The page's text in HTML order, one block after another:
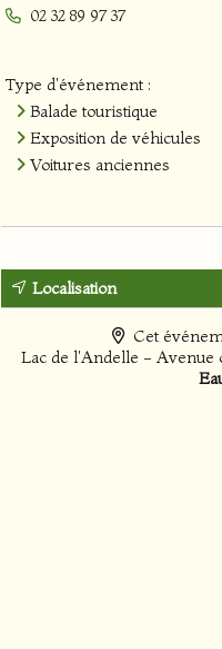
02 32 89 97 37
Type d'événement :
Balade touristique
Exposition de véhicules
Voitures anciennes
Localisation
Cet
Lac de l'Andelle - Avenue